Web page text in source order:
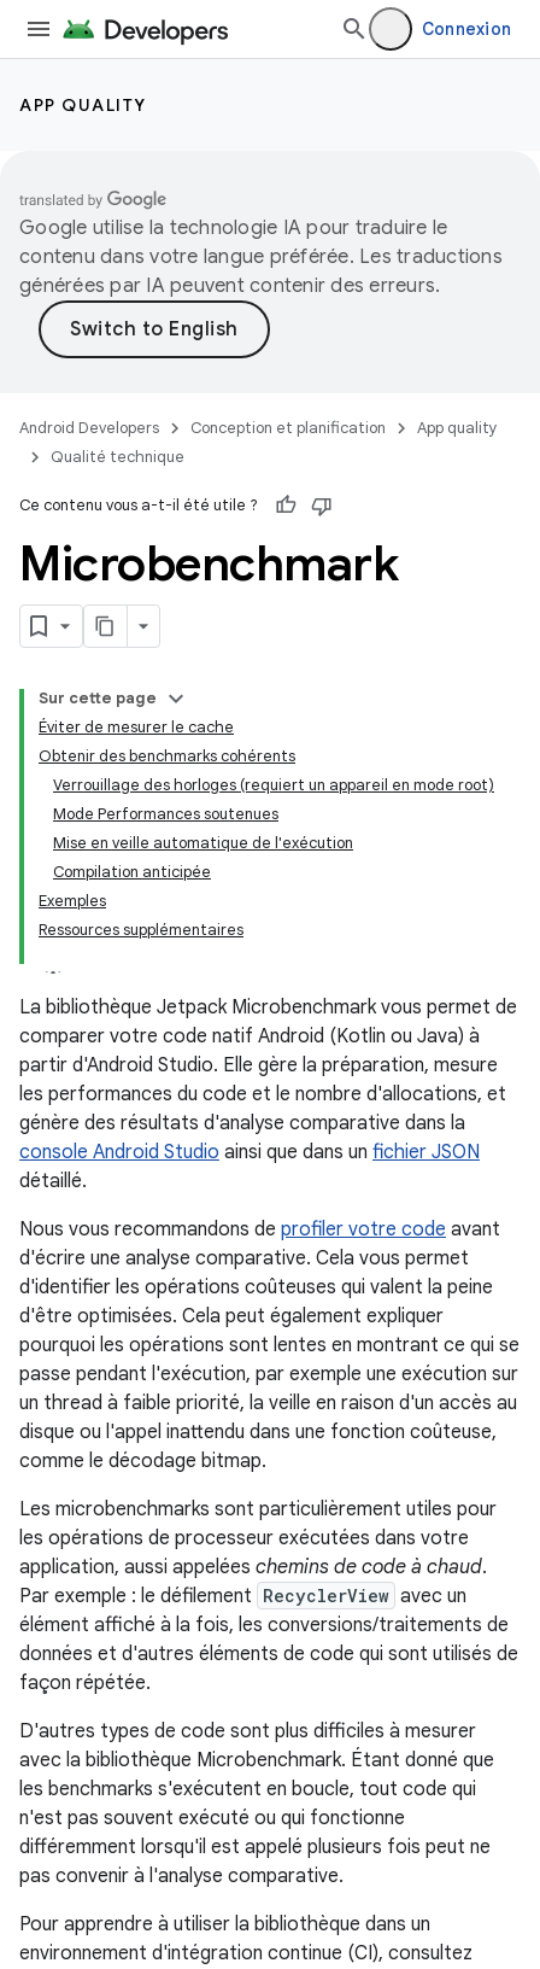
Connexion
APP QUALITY
Google utilise la technologie IA pour traduire le
contenu dans votre langue préférée. Les traductions
générées par IA peuvent contenir des erreurs.
Android Developers Conception et planification
App quality
Qualité technique
Ce contenu vous a-t-il été utile ?
Microbenchmark
Sur cette page
Éviter de mesurer le cache
Obtenir des benchmarks cohérents
Verrouillage des horloges (requiert un appareil en mode root)
Mode Performances soutenues
Mise en veille automatique de l'exécution
Compilation anticipée
Exemples
Ressources supplémentaires
La bibliothèque Jetpack Microbenchmark vous permet de
comparer votre code natif Android (Kotlin ou Java) à
partir d'Android Studio. Elle gère la préparation, mesure
les performances du code et le nombre d'allocations, et
génère des résultats d'analyse comparative dans la
console Android Studio ainsi que dans un fichier JSON
détaillé.
Nous vous recommandons de profiler votre code avant
d'écrire une analyse comparative. Cela vous permet
d'identifier les opérations coûteuses qui valent la peine
d'être optimisées. Cela peut également expliquer
pourquoi les opérations sont lentes en montrant ce qui se
passe pendant l'exécution, par exemple une exécution sur
un thread à faible priorité, la veille en raison d'un accès au
disque ou l'appel inattendu dans une fonction coûteuse,
comme le décodage bitmap.
Les microbenchmarks sont particulièrement utiles pour
les opérations de processeur exécutées dans votre
application, aussi appelées chemins de code à chaud.
Par exemple : le défilement RecyclerView avec un
élément affiché à la fois, les conversions/traitements de
données et d'autres éléments de code qui sont utilisés de
façon répétée.
D'autres types de code sont plus difficiles à mesurer
avec la bibliothèque Microbenchmark. Étant donné que
les benchmarks s'exécutent en boucle, tout code qui
n'est pas souvent exécuté ou qui fonctionne
différemment lorsqu'il est appelé plusieurs fois peut ne
pas convenir à l'analyse comparative.
Pour apprendre à utiliser la bibliothèque dans un
environnement d'intégration continue (CI), consultez